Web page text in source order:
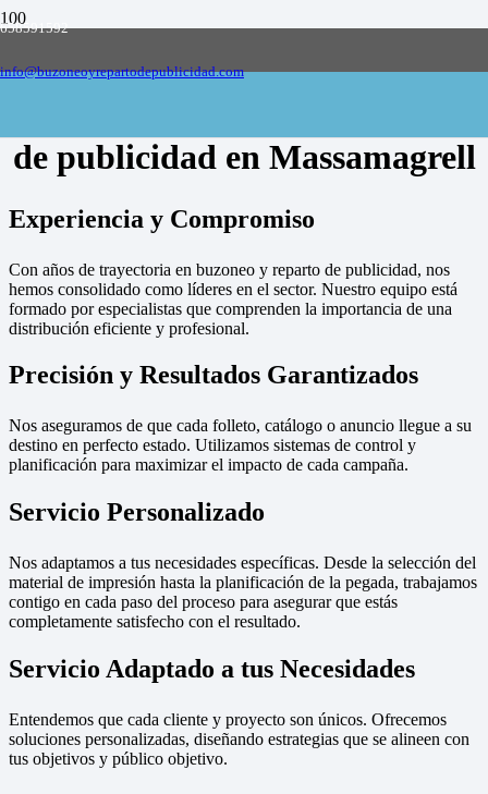
658591592
info@buzoneoyrepartodepublicidad.com
Empresa de buzoneo y reparto de publicidad
de publicidad en Massamagrell
Experiencia y Compromiso
Con años de trayectoria en buzoneo y reparto de publicidad, nos
hemos consolidado como líderes en el sector. Nuestro equipo está
formado por especialistas que comprenden la importancia de una
distribución eficiente y profesional.
Precisión y Resultados Garantizados
Nos aseguramos de que cada folleto, catálogo o anuncio llegue a su
destino en perfecto estado. Utilizamos sistemas de control y
planificación para maximizar el impacto de cada campaña.
Servicio Personalizado
Nos adaptamos a tus necesidades específicas. Desde la selección del
material de impresión hasta la planificación de la pegada, trabajamos
contigo en cada paso del proceso para asegurar que estás
completamente satisfecho con el resultado.
Servicio Adaptado a tus Necesidades
Entendemos que cada cliente y proyecto son únicos. Ofrecemos
soluciones personalizadas, diseñando estrategias que se alineen con
tus objetivos y público objetivo.